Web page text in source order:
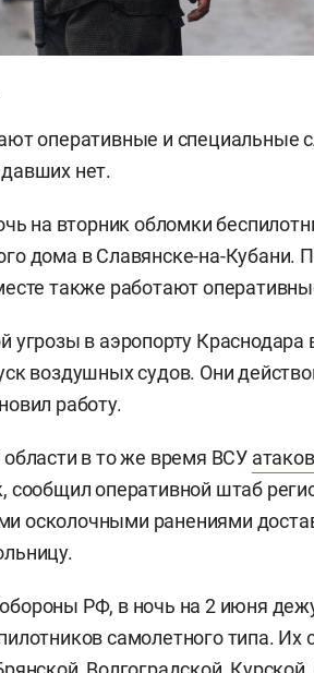
оперативные и специальные
нет.
на вторник обломки
дома в Славянске-на-Кубани.
также работают
угрозы в аэропорту
воздушных судов. Они
работу.
области в то же время ВСУ
сообщил оперативной штаб
осколочными ранениями
РФ, в ночь на 2 июня
самолетного типа. Их